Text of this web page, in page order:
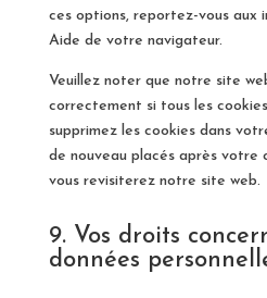
ces options, reportez-vous aux
Aide de votre navigateur.
Veuillez noter que notre site
correctement si tous les
supprimez les cookies dans
de nouveau placés après votre
vous revisiterez notre site web.
9. Vos droits
données